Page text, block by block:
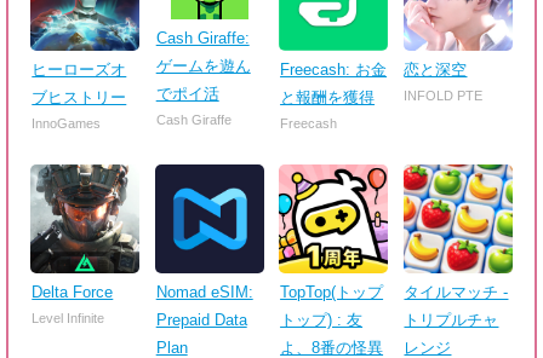
ヒーローズオ
ブヒストリー
InnoGames
Cash Giraffe:
ゲームを遊ん
でポイ活
Cash Giraffe
Freecash: お金
と報酬を獲得
Freecash
恋と深空
INFOLD PTE
Delta Force
Level Infinite
Nomad eSIM:
Prepaid Data
Plan
TopTop(トップ
トップ) : 友
よ、8番の怪異
タイルマッチ -
トリプルチャ
レンジ